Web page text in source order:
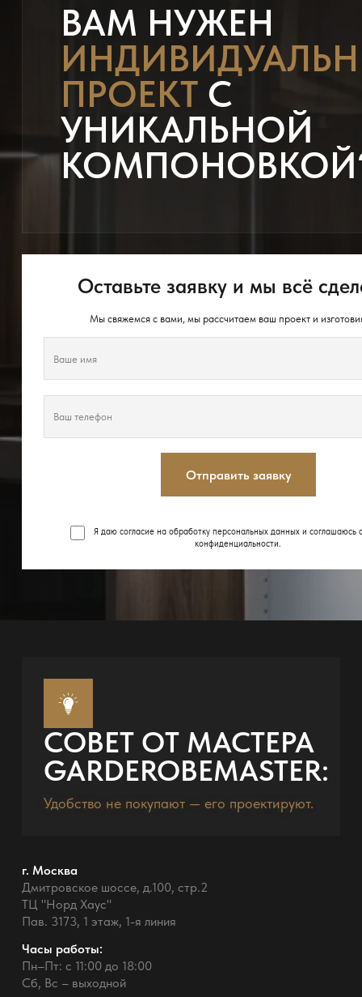
ВАМ НУЖЕН
ПРОЕКТС
УНИКАЛЬНОЙ
Оставьте заявку и мы всё
Мы свяжемся с вами, мы рассчитаем ваш проект и
Отправить заявку
Я даю согласие на обработку персональных данных и соглашаюсь
конфиденциальности.
СОВЕТ ОТ МАСТЕРА
GARDEROBEMASTER:
Удобство не покупают — его проектируют.
г. Москва
Дмитровское шоссе, д.100, стр.2
ТЦ "Норд Хаус"
Пав. 3173, 1 этаж, 1-я линия
Часы работы:
Пн–Пт: с 11:00 до 18:00
Сб, Вс – выходной